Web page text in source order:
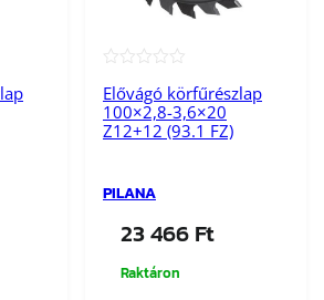
Elővágó körfűrészlap
100×2,8-3,6×20
Z12+12 (93.1 FZ)
PILANA
23 466Ft
Raktáron